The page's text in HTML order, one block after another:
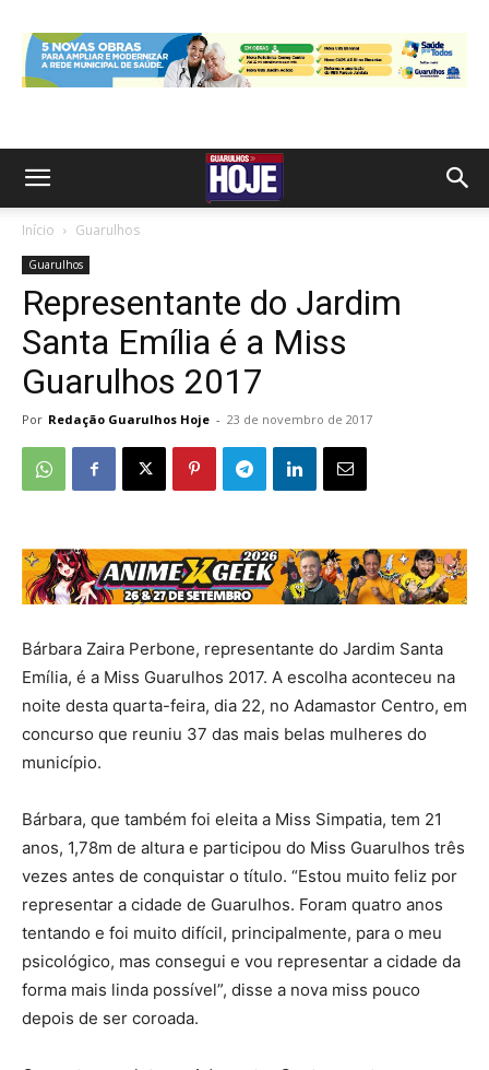
Início Guarulhos
Guarulhos
Representante do Jardim
Santa Emília é a Miss
Guarulhos 2017
Por Redação Guarulhos Hoje - 23 de novembro de 2017
Bárbara Zaira Perbone, representante do Jardim Santa
Emília, é a Miss Guarulhos 2017. A escolha aconteceu na
noite desta quarta-feira, dia 22, no Adamastor Centro, em
concurso que reuniu 37 das mais belas mulheres do
município.
Bárbara, que também foi eleita a Miss Simpatia, tem 21
anos, 1,78m de altura e participou do Miss Guarulhos três
vezes antes de conquistar o título. “Estou muito feliz por
representar a cidade de Guarulhos. Foram quatro anos
tentando e foi muito difícil, principalmente, para o meu
psicológico, mas consegui e vou representar a cidade da
forma mais linda possível”, disse a nova miss pouco
depois de ser coroada.